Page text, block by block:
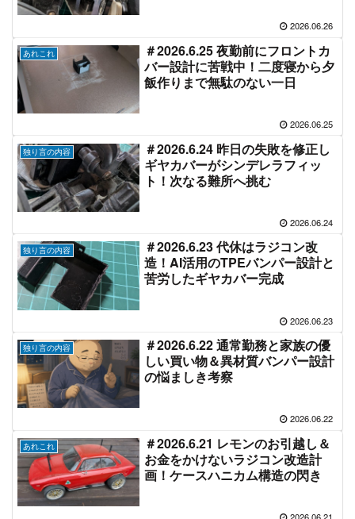
2026.06.26
あれこれ
＃2026.6.25 夜勤前にフロントカ
バー設計に苦戦中！二度寝から夕
飯作りまで無駄のない一日
2026.06.25
独り言の内容
＃2026.6.24 昨日の失敗を修正し
ギヤカバーがシンデレラフィッ
ト！次なる難所へ挑む
2026.06.24
独り言の内容
＃2026.6.23 代休はラジコン改
造！AI活用のTPEバンパー設計と
苦労したギヤカバー完成
2026.06.23
独り言の内容
＃2026.6.22 通常勤務と家族の優
しい買い物＆異材質バンパー設計
の悩ましき考察
2026.06.22
あれこれ
＃2026.6.21 レモンのお引越し＆
お金をかけないラジコン改造計
画！ケースハニカム構造の閃き